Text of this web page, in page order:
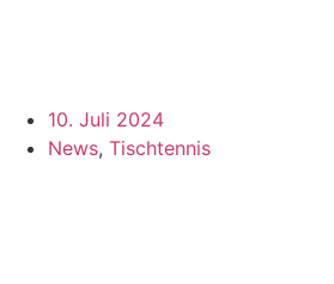
10. Juli 2024
News, Tischtennis